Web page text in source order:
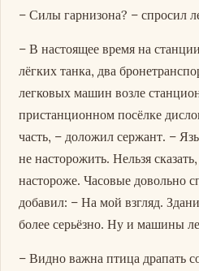
– Силы гарнизона? – спросил
– В настоящее время на
лёгких танка, два
легковых машин возле
пристанционном посёлке
часть, – доложил сержант. –
не насторожить. Нельзя
настороже. Часовые довольно
добавил: – На мой взгляд.
более серьёзно. Ну и машины
– Видно важна птица драпать